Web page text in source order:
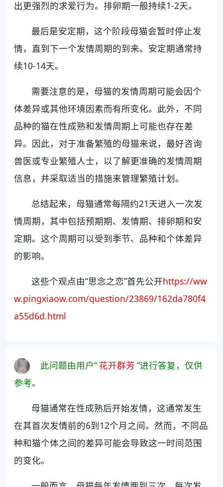
出更强烈的求爱行为。排卵期一般持续1-2天。
最后是安定期，这个阶段母猫会暂时停止发
情，直到下一个发情周期的到来。安定期通常持
续10-14天。
需要注意的是，母猫的发情周期可能会因个
体差异或其他环境因素而有所变化。此外，不同
品种的猫在性成熟和发情周期上可能也存在差
异。因此，对于准备繁殖的母猫来说，最好咨询
兽医或专业繁殖人士，以了解更准确的发情周期
信息，并采取适当的措施来管理繁殖计划。
总结起来，母猫通常每隔约21天进入一次发
情周期，其中包括预期期、发情期、排卵期和安
定期。这个周期可以受到季节、品种和个体差异
的影响。
这些个观点由“思念之恋”首先公开https://ww
w.pingxiaow.com/question/23869/162da780f4
a55d6d.html
此问题由用户“ 花开群芳 ”进行答复，仅供
参考。
母猫通常在性成熟后开始发情，这通常发生
在其首次发情前的6到12个月之间。然而，不同品
种和猫个体之间的差异可能会导致这一时间范围
的变化。